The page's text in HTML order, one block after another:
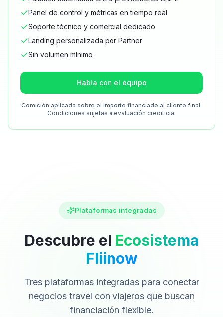
Panel de control y métricas en tiempo real
Soporte técnico y comercial dedicado
Landing personalizada por Partner
Sin volumen mínimo
Habla con el equipo
Comisión aplicada sobre el importe financiado al cliente final.
Condiciones sujetas a evaluación crediticia.
Plataformas integradas
Descubre el Ecosistema
Fliinow
Tres plataformas integradas para conectar
negocios travel con viajeros que buscan
financiación flexible.